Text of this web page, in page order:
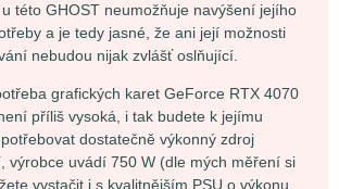
této GHOST neumožňuje navýšení jejího
a je tedy jasné, že ani její možnosti
nebudou nijak zvlášť oslňující.
grafických karet GeForce RTX 4070
příliš vysoká, i tak budete k jejímu
dostatečně výkonný zdroj
výrobce uvádí 750 W (dle mých měření si
vystačit i s kvalitnějším PSU o výkonu